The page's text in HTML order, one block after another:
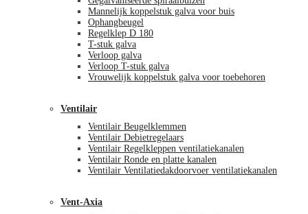
Mannelijk koppelstuk galva voor buis
Ophangbeugel
Regelklep D 180
T-stuk galva
Verloop galva
Verloop T-stuk galva
Vrouwelijk koppelstuk galva voor toebehoren
Ventilair
Ventilair Beugelklemmen
Ventilair Debietregelaars
Ventilair Regelkleppen ventilatiekanalen
Ventilair Ronde en platte kanalen
Ventilair Ventilatiedakdoorvoer ventilatiekanalen
Vent-Axia